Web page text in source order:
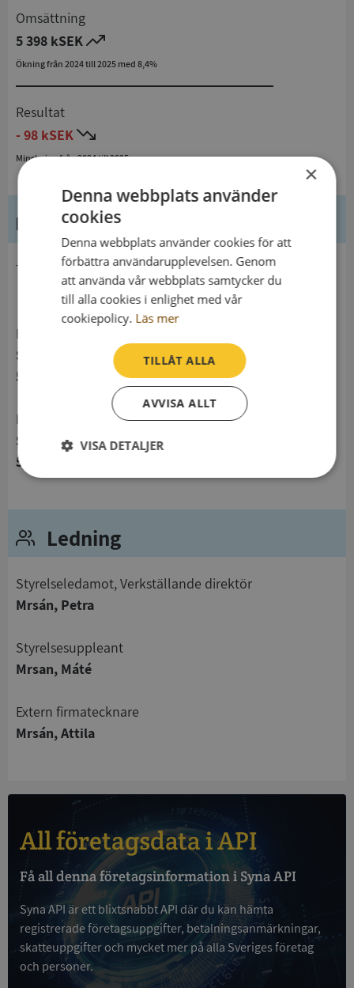
Omsättning
5 398 kSEK
Ökning från 2024 till 2025 med 8,4%
Resultat
- 98 kSEK
Minskning från 2024 till 2025
Kontaktuppgifter
Sparregatan 8
514 40 Limmared
Sparregatan 8
514 40 Limmared
Ledning
Styrelseledamot, Verkställande direktör
Mrsán, Petra
Styrelsesuppleant
Mrsan, Máté
Extern firmatecknare
Mrsán, Attila
All företagsdata i API
Få all denna företagsinformation i Syna API
Syna API är ett blixtsnabbt API där du kan hämta
registrerade företagsuppgifter, betalningsanmärkningar,
skatteuppgifter och mycket mer på alla Sveriges företag
och personer.
×
Denna webbplats använder
cookies
Denna webbplats använder cookies för att
förbättra användarupplevelsen. Genom
att använda vår webbplats samtycker du
till alla cookies i enlighet med vår
cookiepolicy. Läs mer
TILLÅT ALLA
AVVISA ALLT
VISA DETALJER
Strikt
Prestanda Inriktning
Funktioner
Strikt nödvändigt
Strikt nödvändiga kakor tillåter
kärnwebbplatsfunktioner som användarinloggning
och kontohantering. Webbplatsen kan inte
Namn
Domän
__RequestVerificationToken
Corporation
de.syna.se